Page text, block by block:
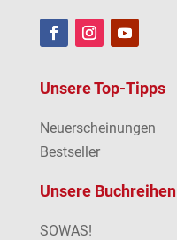
Unsere Top-Tipps
Neuerscheinungen
Bestseller
Unsere Buchreihen
SOWAS!